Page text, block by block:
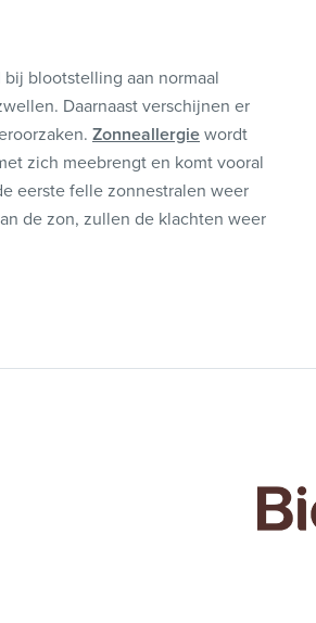
blootstelling aan normaal
Daarnaast verschijnen er
Zonneallergiewordt
zich meebrengt en komt vooral
eerste felle zonnestralen weer
de zon, zullen de klachten weer